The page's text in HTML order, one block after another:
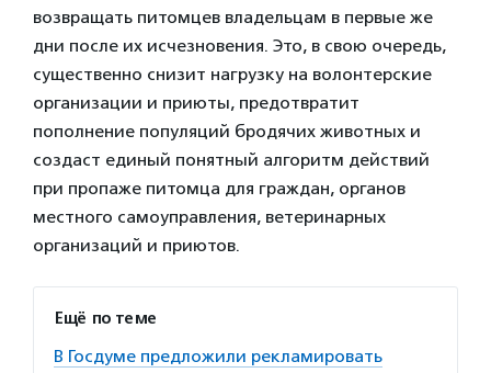
возвращать питомцев владельцам в первые же
дни после их исчезновения. Это, в свою очередь,
существенно снизит нагрузку на волонтерские
организации и приюты, предотвратит
пополнение популяций бродячих животных и
создаст единый понятный алгоритм действий
при пропаже питомца для граждан, органов
местного самоуправления, ветеринарных
организаций и приютов.
Ещё по теме
В Госдуме предложили рекламировать